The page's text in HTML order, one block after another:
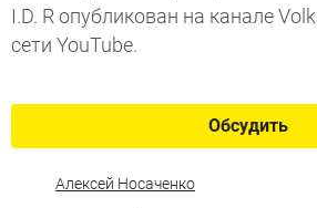
I.D. R опубликован на канале
сети YouTube.
Обсудить
Алексей Носаченко